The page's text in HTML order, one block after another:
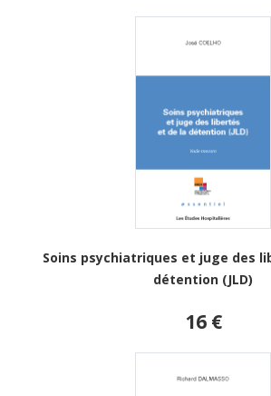
Soins psychiatriques et juge des
détention (JLD)
16 €